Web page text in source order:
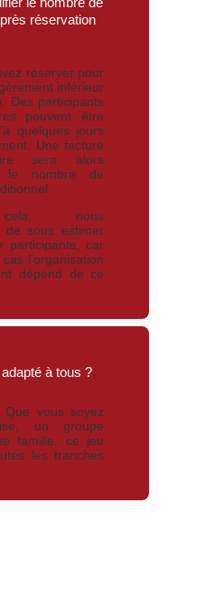
réservation
réserver pour
inférieur
Des participants
peuvent être
quelques jours
Une facture
sera alors
le nombre de
nous
de sous estimer
participants, car
l'organisation
dépend de ce
à tous ?
Que vous soyez
un groupe
famille, ce jeu
les tranches